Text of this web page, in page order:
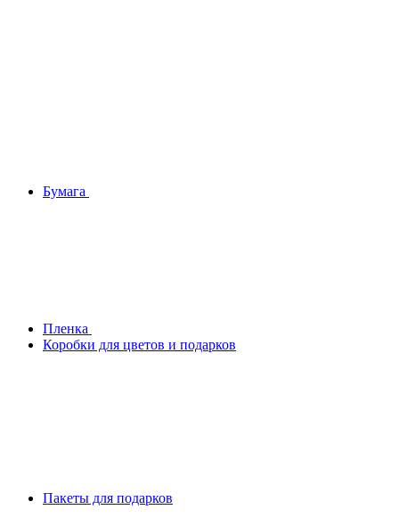
Бумага
Плeнка
Коробки для цветов и подарков
Пакеты для подарков